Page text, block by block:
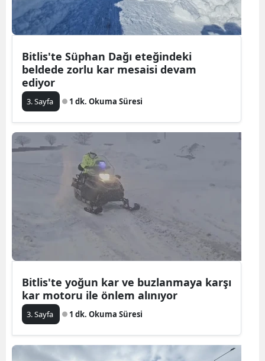
Bitlis'te Süphan Dağı eteğindeki
beldede zorlu kar mesaisi devam
ediyor
3. Sayfa 1 dk. Okuma Süresi
Bitlis'te yoğun kar ve buzlanmaya karşı
kar motoru ile önlem alınıyor
3. Sayfa 1 dk. Okuma Süresi